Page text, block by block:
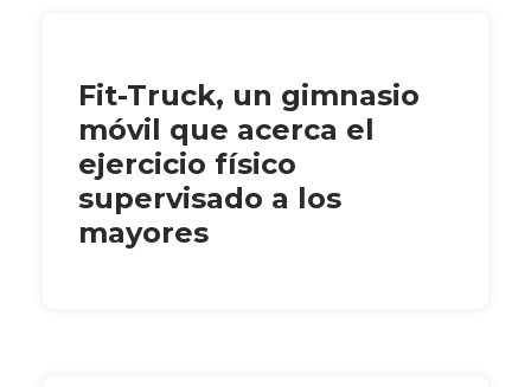
Fit-Truck, un gimnasio
móvil que acerca el
ejercicio físico
supervisado a los
mayores